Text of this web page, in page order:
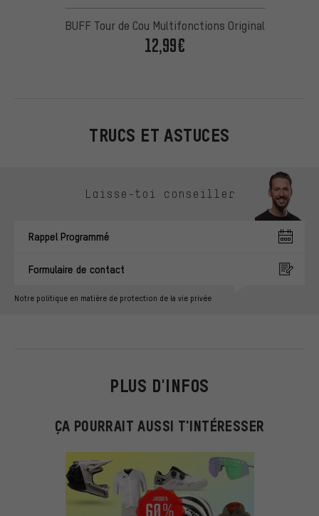
BUFF Tour de Cou Multifonctions Original
12,99€
TRUCS ET ASTUCES
Laisse-toi conseiller
Rappel Programmé
Formulaire de contact
Notre politique en matière de protection de la vie privée
PLUS D'INFOS
ÇA POURRAIT AUSSI T'INTÉRESSER